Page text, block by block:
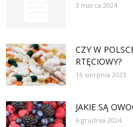
3 marca 2024
CZY W
RTĘCIOWY?
16 sierpnia 2023
JAKIE SĄ
6 grudnia 2024